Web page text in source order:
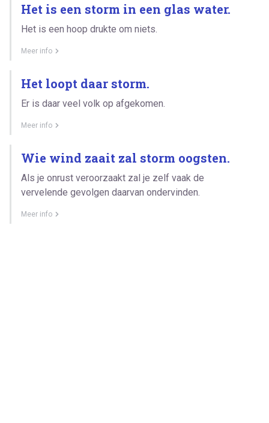
Het is een storm in een glas water.
Het is een hoop drukte om niets.
Meer info
Het loopt daar storm.
Er is daar veel volk op afgekomen.
Meer info
Wie wind zaait zal storm oogsten.
Als je onrust veroorzaakt zal je zelf vaak de
vervelende gevolgen daarvan ondervinden.
Meer info